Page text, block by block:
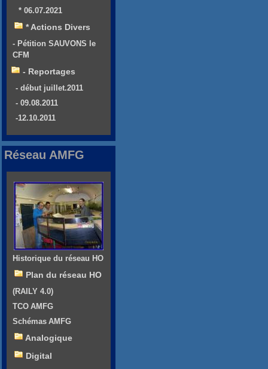
* 06.07.2021
* Actions Divers
- Pétition SAUVONS le
CFM
- Reportages
- début juillet.2011
- 09.08.2011
-12.10.2011
Réseau AMFG
Historique du réseau HO
Plan du réseau HO
(RAILY 4.0)
TCO AMFG
Schémas AMFG
Analogique
Digital